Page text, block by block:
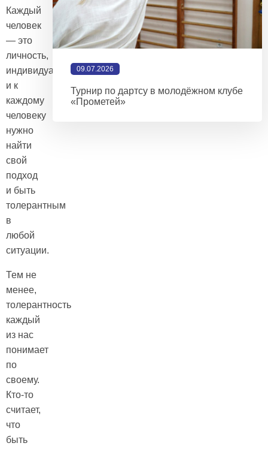
Каждый
человек
— это
личность,
индивидуальность,
и к
каждому
человеку
нужно
найти
свой
подход
и быть
толерантным
в
любой
ситуации.
Тем не
менее,
толерантность
каждый
из нас
понимает
по
своему.
Кто-то
считает,
что
быть
09.07.2026
Турнир по дартсу в молодёжном клубе
«Прометей»